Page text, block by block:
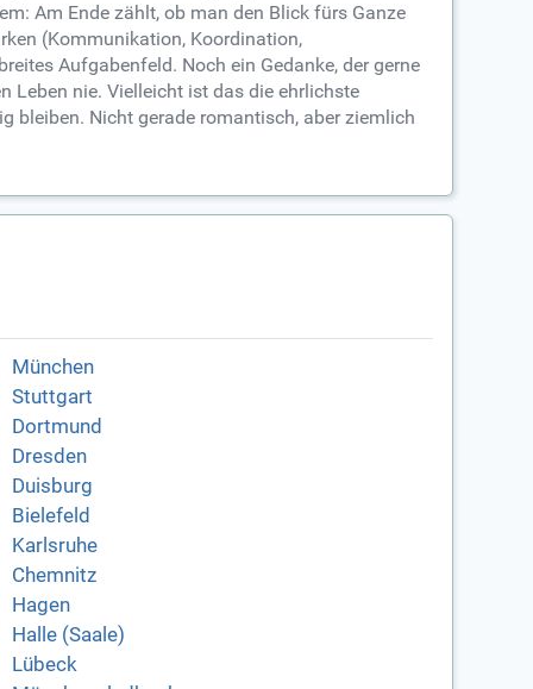
Am Ende zählt, ob man den Blick fürs Ganze
(Kommunikation, Koordination,
Aufgabenfeld. Noch ein Gedanke, der gerne
Leben nie. Vielleicht ist das die ehrlichste
bleiben. Nicht gerade romantisch, aber ziemlich
München
Stuttgart
Dortmund
Dresden
Duisburg
Bielefeld
Karlsruhe
Chemnitz
Hagen
Halle (Saale)
Lübeck